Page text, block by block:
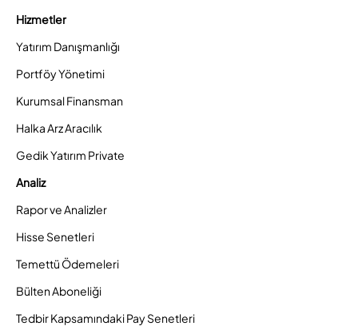
Hizmetler
Yatırım Danışmanlığı
Portföy Yönetimi
Kurumsal Finansman
Halka Arz Aracılık
Gedik Yatırım Private
Analiz
Rapor ve Analizler
Hisse Senetleri
Temettü Ödemeleri
Bülten Aboneliği
Tedbir Kapsamındaki Pay Senetleri